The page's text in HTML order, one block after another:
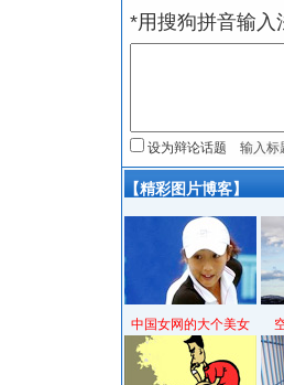
*用搜狗拼音输入
设为辩论话题
【精彩图片博客】
中国女网的大个美女